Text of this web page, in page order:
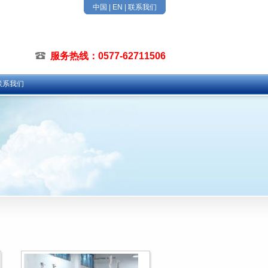
中国 EN 联系我们
服务热线：0577-62711506
系我们